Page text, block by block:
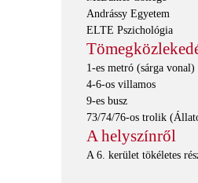
Andrássy Egyetem
ELTE Pszichológia
1-es metró (sárga vonal)
4-6-os villamos
9-es busz
73/74/76-os trolik
A helyszínről
A 6. kerület tökéletes